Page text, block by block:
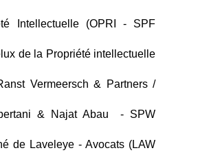
Intellectuelle (OPRI - SPF
de la Propriété intellectuelle
Vermeersch & Partners /
& Najat Abau - SPW
de Laveleye - Avocats (LAW